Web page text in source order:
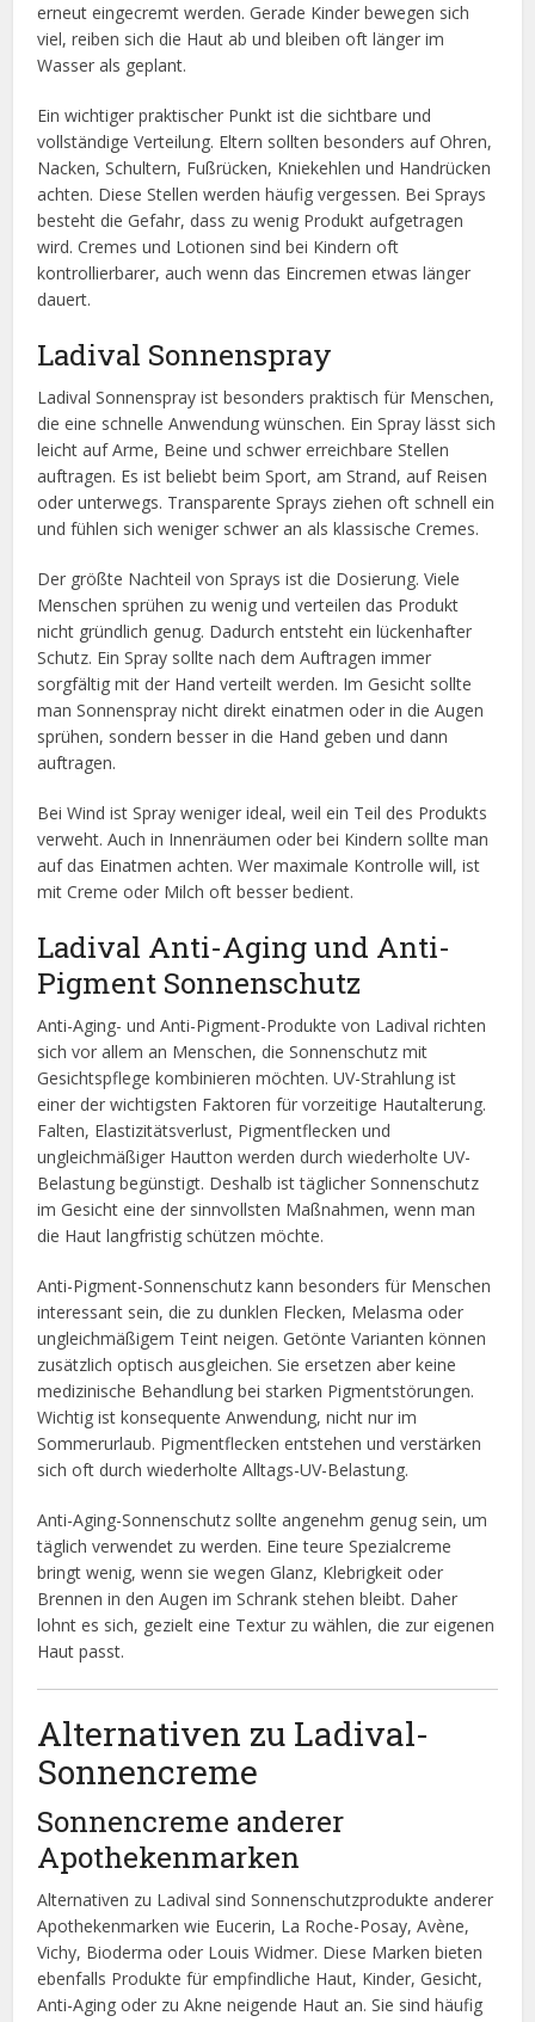
erneut eingecremt werden. Gerade Kinder bewegen sich
viel, reiben sich die Haut ab und bleiben oft länger im
Wasser als geplant.
Ein wichtiger praktischer Punkt ist die sichtbare und
vollständige Verteilung. Eltern sollten besonders auf Ohren,
Nacken, Schultern, Fußrücken, Kniekehlen und Handrücken
achten. Diese Stellen werden häufig vergessen. Bei Sprays
besteht die Gefahr, dass zu wenig Produkt aufgetragen
wird. Cremes und Lotionen sind bei Kindern oft
kontrollierbarer, auch wenn das Eincremen etwas länger
dauert.
Ladival Sonnenspray
Ladival Sonnenspray ist besonders praktisch für Menschen,
die eine schnelle Anwendung wünschen. Ein Spray lässt sich
leicht auf Arme, Beine und schwer erreichbare Stellen
auftragen. Es ist beliebt beim Sport, am Strand, auf Reisen
oder unterwegs. Transparente Sprays ziehen oft schnell ein
und fühlen sich weniger schwer an als klassische Cremes.
Der größte Nachteil von Sprays ist die Dosierung. Viele
Menschen sprühen zu wenig und verteilen das Produkt
nicht gründlich genug. Dadurch entsteht ein lückenhafter
Schutz. Ein Spray sollte nach dem Auftragen immer
sorgfältig mit der Hand verteilt werden. Im Gesicht sollte
man Sonnenspray nicht direkt einatmen oder in die Augen
sprühen, sondern besser in die Hand geben und dann
auftragen.
Bei Wind ist Spray weniger ideal, weil ein Teil des Produkts
verweht. Auch in Innenräumen oder bei Kindern sollte man
auf das Einatmen achten. Wer maximale Kontrolle will, ist
mit Creme oder Milch oft besser bedient.
Ladival Anti-Aging und Anti-
Pigment Sonnenschutz
Anti-Aging- und Anti-Pigment-Produkte von Ladival richten
sich vor allem an Menschen, die Sonnenschutz mit
Gesichtspflege kombinieren möchten. UV-Strahlung ist
einer der wichtigsten Faktoren für vorzeitige Hautalterung.
Falten, Elastizitätsverlust, Pigmentflecken und
ungleichmäßiger Hautton werden durch wiederholte UV-
Belastung begünstigt. Deshalb ist täglicher Sonnenschutz
im Gesicht eine der sinnvollsten Maßnahmen, wenn man
die Haut langfristig schützen möchte.
Anti-Pigment-Sonnenschutz kann besonders für Menschen
interessant sein, die zu dunklen Flecken, Melasma oder
ungleichmäßigem Teint neigen. Getönte Varianten können
zusätzlich optisch ausgleichen. Sie ersetzen aber keine
medizinische Behandlung bei starken Pigmentstörungen.
Wichtig ist konsequente Anwendung, nicht nur im
Sommerurlaub. Pigmentflecken entstehen und verstärken
sich oft durch wiederholte Alltags-UV-Belastung.
Anti-Aging-Sonnenschutz sollte angenehm genug sein, um
täglich verwendet zu werden. Eine teure Spezialcreme
bringt wenig, wenn sie wegen Glanz, Klebrigkeit oder
Brennen in den Augen im Schrank stehen bleibt. Daher
lohnt es sich, gezielt eine Textur zu wählen, die zur eigenen
Haut passt.
Alternativen zu Ladival-
Sonnencreme
Sonnencreme anderer
Apothekenmarken
Alternativen zu Ladival sind Sonnenschutzprodukte anderer
Apothekenmarken wie Eucerin, La Roche-Posay, Avène,
Vichy, Bioderma oder Louis Widmer. Diese Marken bieten
ebenfalls Produkte für empfindliche Haut, Kinder, Gesicht,
Anti-Aging oder zu Akne neigende Haut an. Sie sind häufig